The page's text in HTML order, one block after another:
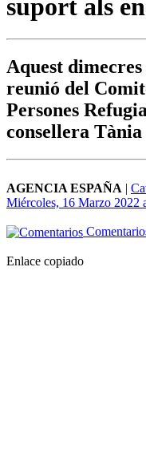
suport als
Aquest
reunió del
Persones
consellera Tània
AGENCIA ESPAÑA |
Miércoles, 16 Marzo 2022
Enlace copiado